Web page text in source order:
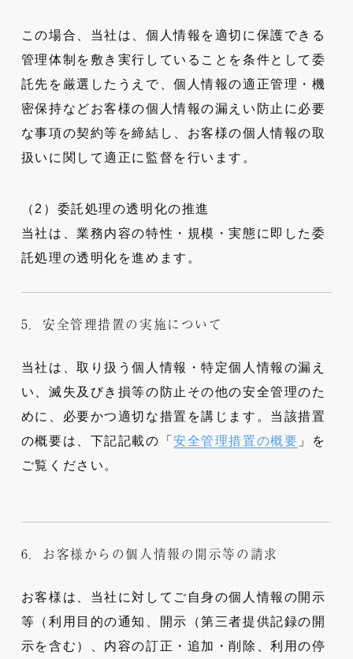
この場合、当社は、個人情報を適切に保護できる
管理体制を敷き実行していることを条件として委
託先を厳選したうえで、個人情報の適正管理・機
密保持などお客様の個人情報の漏えい防止に必要
な事項の契約等を締結し、お客様の個人情報の取
扱いに関して適正に監督を行います。
（2）委託処理の透明化の推進
当社は、業務内容の特性・規模・実態に即した委
託処理の透明化を進めます。
5．安全管理措置の実施について
当社は、取り扱う個人情報・特定個人情報の漏え
い、滅失及びき損等の防止その他の安全管理のた
めに、必要かつ適切な措置を講じます。当該措置
の概要は、下記記載の「安全管理措置の概要 」を
ご覧ください。
6．お客様からの個人情報の開示等の請求
お客様は、当社に対してご自身の個人情報の開示
等（利用目的の通知、開示（第三者提供記録の開
示を含む）、内容の訂正・追加・削除、利用の停